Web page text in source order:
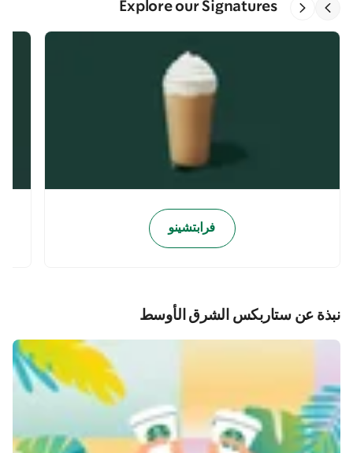
Explore our Signatures
فرابتشينو
نبذة عن ستاربكس الشرق الأوسط